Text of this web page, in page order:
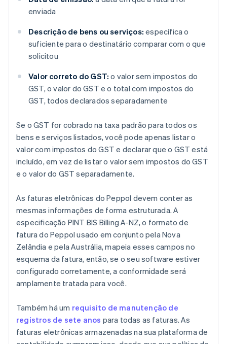
enviada
Descrição de bens ou serviços: específica o
suficiente para o destinatário comparar com o que
solicitou
Valor correto do GST: o valor sem impostos do
GST, o valor do GST e o total com impostos do
GST, todos declarados separadamente
Se o GST for cobrado na taxa padrão para todos os
bens e serviços listados, você pode apenas listar o
valor com impostos do GST e declarar que o GST está
incluído, em vez de listar o valor sem impostos do GST
e o valor do GST separadamente.
As faturas eletrônicas do Peppol devem conter as
mesmas informações de forma estruturada. A
especificação PINT BIS Billing A-NZ, o formato de
fatura do Peppol usado em conjunto pela Nova
Zelândia e pela Austrália, mapeia esses campos no
esquema da fatura, então, se o seu software estiver
configurado corretamente, a conformidade será
amplamente tratada para você.
Também há um requisito de manutenção de
registros de sete anos para todas as faturas. As
faturas eletrônicas armazenadas na sua plataforma de